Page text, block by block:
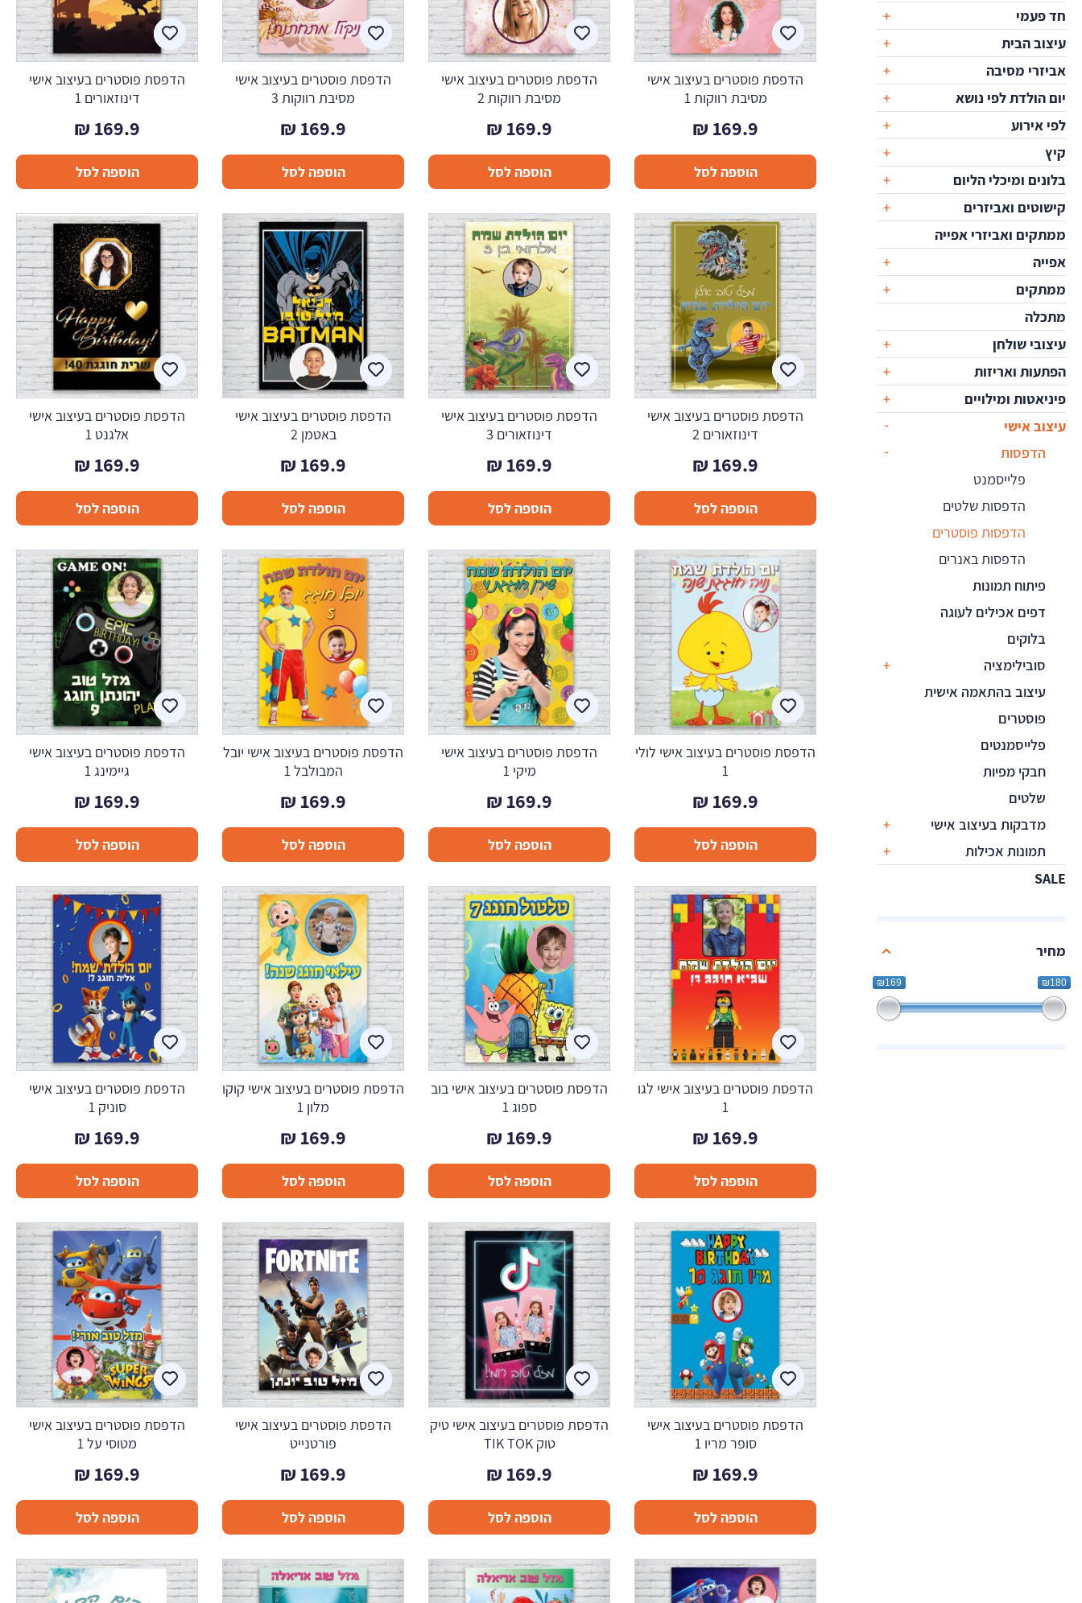
חד פעמי
עיצוב הבית
אביזרי מסיבה
יום הולדת לפי נושא
לפי אירוע
קיץ
בלונים ומיכלי הליום
קישוטים ואביזרים
ממתקים ואביזרי אפייה
אפייה
ממתקים
מתכלה
עיצובי שולחן
הפתעות ואריזות
פיניאטות ומילויים
עיצוב אישי
הדפסות
פלייסמנט
הדפסות שלטים
הדפסות פוסטרים
הדפסות באנרים
פיתוח תמונות
דפים אכילים לעוגה
בלוקים
סובילימציה
עיצוב בהתאמה אישית
פוסטרים
פלייסמנטים
חבקי מפיות
שלטים
מדבקות בעיצוב אישי
תמונות אכילות
SALE
מחיר
₪169 ₪180
הדפסת פוסטרים בעיצוב אישי
מסיבת רווקות 1
169.9
₪
הוספה לסל
הדפסת פוסטרים בעיצוב אישי
מסיבת רווקות 2
169.9
₪
הוספה לסל
הדפסת פוסטרים בעיצוב אישי
מסיבת רווקות 3
169.9
₪
הוספה לסל
הדפסת פוסטרים בעיצוב אישי
דינוזאורים 1
169.9
₪
הוספה לסל
הדפסת פוסטרים בעיצוב אישי
דינוזאורים 2
169.9
₪
הוספה לסל
הדפסת פוסטרים בעיצוב אישי
דינוזאורים 3
169.9
₪
הוספה לסל
הדפסת פוסטרים בעיצוב אישי
באטמן 2
169.9
₪
הוספה לסל
הדפסת פוסטרים בעיצוב אישי
אלגנט 1
169.9
₪
הוספה לסל
הדפסת פוסטרים בעיצוב אישי לולי
1
169.9
₪
הוספה לסל
הדפסת פוסטרים בעיצוב אישי
מיקי 1
169.9
₪
הוספה לסל
הדפסת פוסטרים בעיצוב אישי יובל
המבולבל 1
169.9
₪
הוספה לסל
הדפסת פוסטרים בעיצוב אישי
גיימינג 1
169.9
₪
הוספה לסל
הדפסת פוסטרים בעיצוב אישי לגו
1
169.9
₪
הוספה לסל
הדפסת פוסטרים בעיצוב אישי בוב
ספוג 1
169.9
₪
הוספה לסל
הדפסת פוסטרים בעיצוב אישי קוקו
מלון 1
169.9
₪
הוספה לסל
הדפסת פוסטרים בעיצוב אישי
סוניק 1
169.9
₪
הוספה לסל
הדפסת פוסטרים בעיצוב אישי
סופר מריו 1
169.9
₪
הוספה לסל
הדפסת פוסטרים בעיצוב אישי טיק
טוק TIK TOK
169.9
₪
הוספה לסל
הדפסת פוסטרים בעיצוב אישי
פורטנייט
169.9
₪
הוספה לסל
הדפסת פוסטרים בעיצוב אישי
מטוסי על 1
169.9
₪
הוספה לסל